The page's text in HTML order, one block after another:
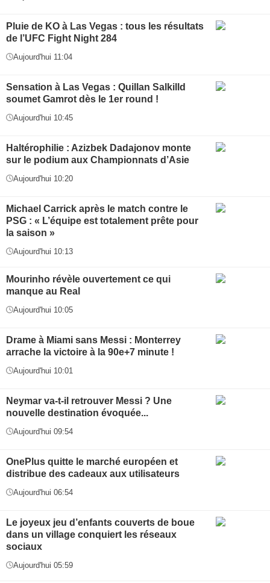
Pluie de KO à Las Vegas : tous les résultats
de l’UFC Fight Night 284
Aujourd'hui 11:04
Sensation à Las Vegas : Quillan Salkilld
soumet Gamrot dès le 1er round !
Aujourd'hui 10:45
Haltérophilie : Azizbek Dadajonov monte
sur le podium aux Championnats d’Asie
Aujourd'hui 10:20
Michael Carrick après le match contre le
PSG : « L’équipe est totalement prête pour
la saison »
Aujourd'hui 10:13
Mourinho révèle ouvertement ce qui
manque au Real
Aujourd'hui 10:05
Drame à Miami sans Messi : Monterrey
arrache la victoire à la 90e+7 minute !
Aujourd'hui 10:01
Neymar va-t-il retrouver Messi ? Une
nouvelle destination évoquée...
Aujourd'hui 09:54
OnePlus quitte le marché européen et
distribue des cadeaux aux utilisateurs
Aujourd'hui 06:54
Le joyeux jeu d’enfants couverts de boue
dans un village conquiert les réseaux
sociaux
Aujourd'hui 05:59